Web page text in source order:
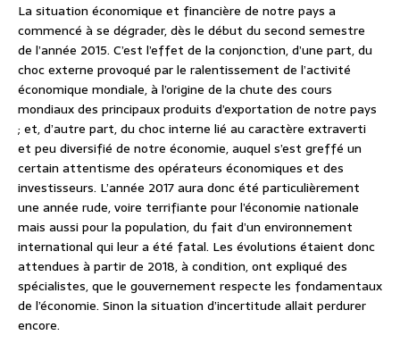
La situation économique et financière de notre pays a
commencé à se dégrader, dès le début du second semestre
de l’année 2015. C’est l’effet de la conjonction, d’une part, du
choc externe provoqué par le ralentissement de l’activité
économique mondiale, à l’origine de la chute des cours
mondiaux des principaux produits d’exportation de notre pays
; et, d’autre part, du choc interne lié au caractère extraverti
et peu diversifié de notre économie, auquel s’est greffé un
certain attentisme des opérateurs économiques et des
investisseurs. L’année 2017 aura donc été particulièrement
une année rude, voire terrifiante pour l’économie nationale
mais aussi pour la population, du fait d’un environnement
international qui leur a été fatal. Les évolutions étaient donc
attendues à partir de 2018, à condition, ont expliqué des
spécialistes, que le gouvernement respecte les fondamentaux
de l’économie. Sinon la situation d’incertitude allait perdurer
encore.